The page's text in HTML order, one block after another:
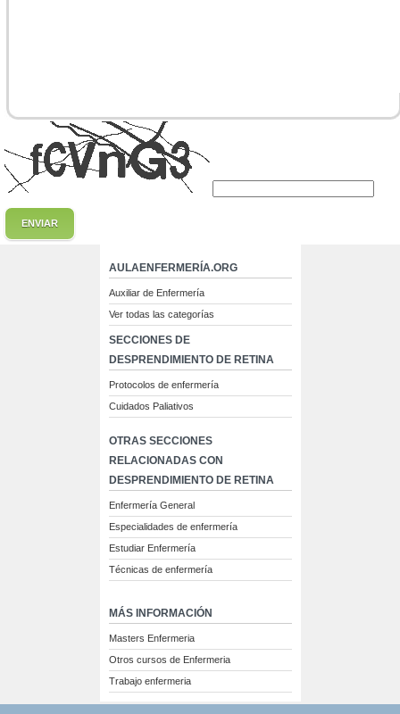
ENVIAR
AULAENFERMERÍA.ORG
Auxiliar de Enfermería
Ver todas las categorías
SECCIONES DE
DESPRENDIMIENTO DE RETINA
Protocolos de enfermería
Cuidados Paliativos
OTRAS SECCIONES
RELACIONADAS CON
DESPRENDIMIENTO DE RETINA
Enfermería General
Especialidades de enfermería
Estudiar Enfermería
Técnicas de enfermería
MÁS INFORMACIÓN
Masters Enfermeria
Otros cursos de Enfermeria
Trabajo enfermeria